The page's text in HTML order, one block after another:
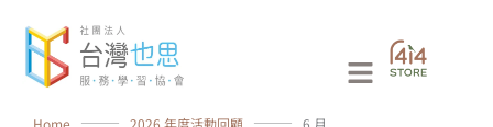
Main
Home ⸻ 2026 年度活動回顧 ⸻ 6 月